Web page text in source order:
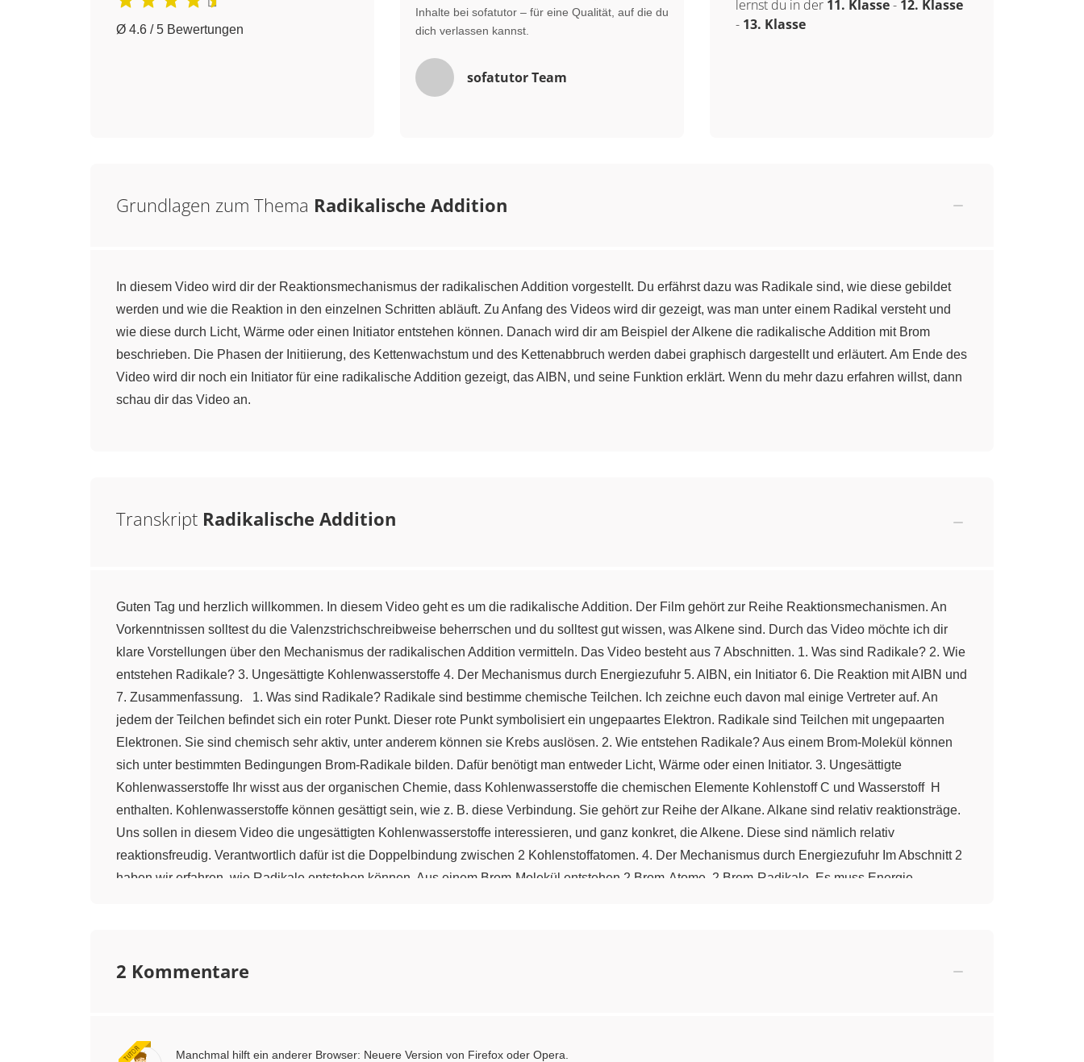
Ø 4.6 / 5 Bewertungen
Inhalte bei sofatutor – für eine Qualität, auf die du
dich verlassen kannst.
sofatutor Team
lernst du in der 11. Klasse- 12. Klasse
- 13. Klasse
Grundlagen zum Thema Radikalische Addition
In diesem Video wird dir der Reaktionsmechanismus der radikalischen Addition vorgestellt. Du erfährst dazu was Radikale sind, wie diese gebildet
werden und wie die Reaktion in den einzelnen Schritten abläuft. Zu Anfang des Videos wird dir gezeigt, was man unter einem Radikal versteht und
wie diese durch Licht, Wärme oder einen Initiator entstehen können. Danach wird dir am Beispiel der Alkene die radikalische Addition mit Brom
beschrieben. Die Phasen der Initiierung, des Kettenwachstum und des Kettenabbruch werden dabei graphisch dargestellt und erläutert. Am Ende des
Video wird dir noch ein Initiator für eine radikalische Addition gezeigt, das AIBN, und seine Funktion erklärt. Wenn du mehr dazu erfahren willst, dann
schau dir das Video an.
Transkript Radikalische Addition
Guten Tag und herzlich willkommen. In diesem Video geht es um die radikalische Addition. Der Film gehört zur Reihe Reaktionsmechanismen. An
Vorkenntnissen solltest du die Valenzstrichschreibweise beherrschen und du solltest gut wissen, was Alkene sind. Durch das Video möchte ich dir
klare Vorstellungen über den Mechanismus der radikalischen Addition vermitteln. Das Video besteht aus 7 Abschnitten. 1. Was sind Radikale? 2. Wie
entstehen Radikale? 3. Ungesättigte Kohlenwasserstoffe 4. Der Mechanismus durch Energiezufuhr 5. AIBN, ein Initiator 6. Die Reaktion mit AIBN und
7. Zusammenfassung. 1. Was sind Radikale? Radikale sind bestimme chemische Teilchen. Ich zeichne euch davon mal einige Vertreter auf. An
jedem der Teilchen befindet sich ein roter Punkt. Dieser rote Punkt symbolisiert ein ungepaartes Elektron. Radikale sind Teilchen mit ungepaarten
Elektronen. Sie sind chemisch sehr aktiv, unter anderem können sie Krebs auslösen. 2. Wie entstehen Radikale? Aus einem Brom-Molekül können
sich unter bestimmten Bedingungen Brom-Radikale bilden. Dafür benötigt man entweder Licht, Wärme oder einen Initiator. 3. Ungesättigte
Kohlenwasserstoffe Ihr wisst aus der organischen Chemie, dass Kohlenwasserstoffe die chemischen Elemente Kohlenstoff C und Wasserstoff H
enthalten. Kohlenwasserstoffe können gesättigt sein, wie z. B. diese Verbindung. Sie gehört zur Reihe der Alkane. Alkane sind relativ reaktionsträge.
Uns sollen in diesem Video die ungesättigten Kohlenwasserstoffe interessieren, und ganz konkret, die Alkene. Diese sind nämlich relativ
reaktionsfreudig. Verantwortlich dafür ist die Doppelbindung zwischen 2 Kohlenstoffatomen. 4. Der Mechanismus durch Energiezufuhr Im Abschnitt 2
haben wir erfahren, wie Radikale entstehen können. Aus einem Brom-Molekül entstehen 2 Brom-Atome, 2 Brom-Radikale. Es muss Energie
reagiert im nächsten Schritt mit einem weiteren Brom-Molekül. Es entsteht das Reaktionsprodukt und ein Brom-Radikal wird frei. Diese Reaktion ist
und ein größeres Molekül dabei entsteht. Bei dieser Art des Kettenabbruchs spricht man auch von Rekombination. 5. AIBN, ein Initiator Außer durch
2 Kommentare
Manchmal hilft ein anderer Browser: Neuere Version von Firefox oder Opera.